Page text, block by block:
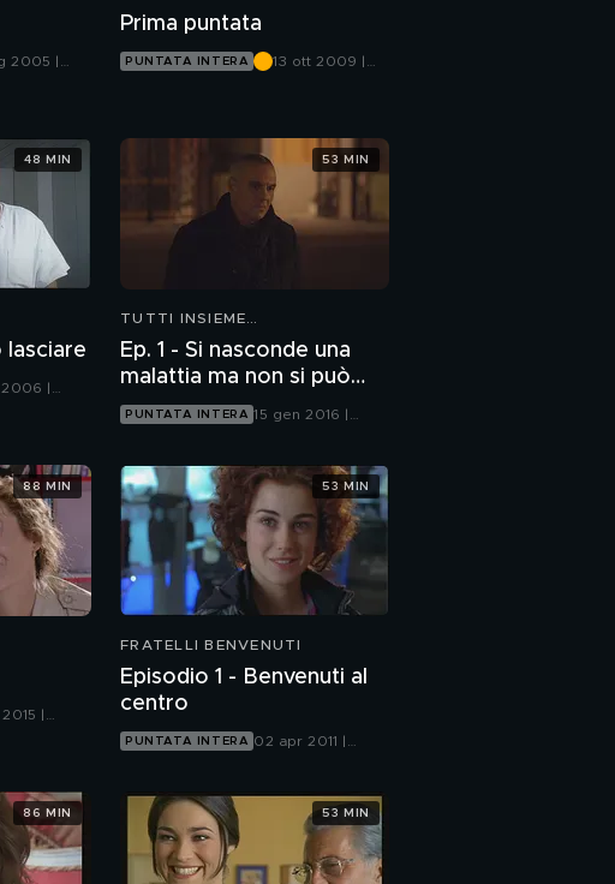
2005 |
Prima puntata
PUNTATA INTERA
13 ott 2009 |
lasciare
2006 |
48 MIN
TUTTI INSIEME
Ep. 1 - Si nasconde una
malattia ma non si può
nascondere la morte
PUNTATA INTERA 15 gen 2016 |
53 MIN
|
88 MIN
FRATELLI BENVENUTI
Episodio 1 - Benvenuti al
centro
PUNTATA INTERA 02 apr 2011 |
53 MIN
86 MIN 53 MIN